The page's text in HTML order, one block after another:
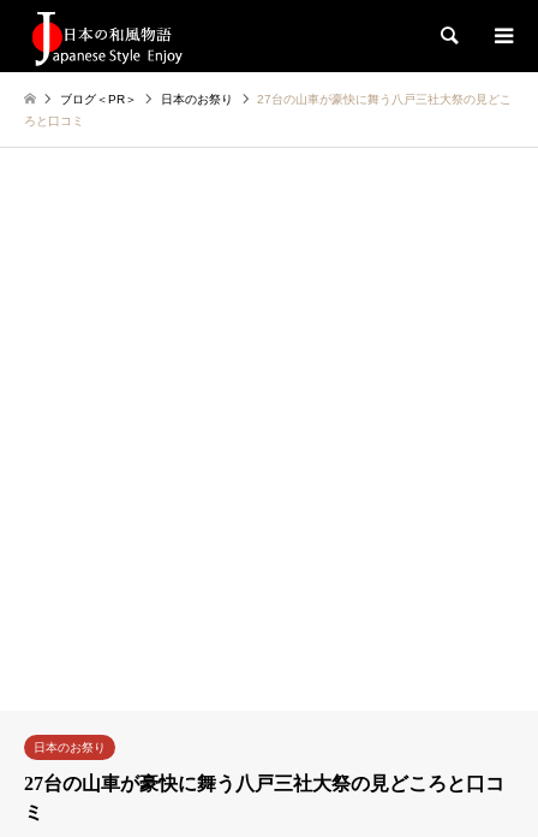
検索
ブログ＜PR＞ 日本のお祭り
27台の山車が豪快に舞う八戸三社大祭の見どこ
ろと口コミ
日本のお祭り
27台の山車が豪快に舞う八戸三社大祭の見どころと口コ
ミ